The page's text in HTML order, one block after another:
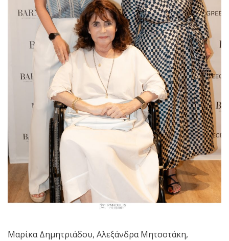
Μαρίκα Δημητριάδου, Αλεξάνδρα Μητσοτάκη,